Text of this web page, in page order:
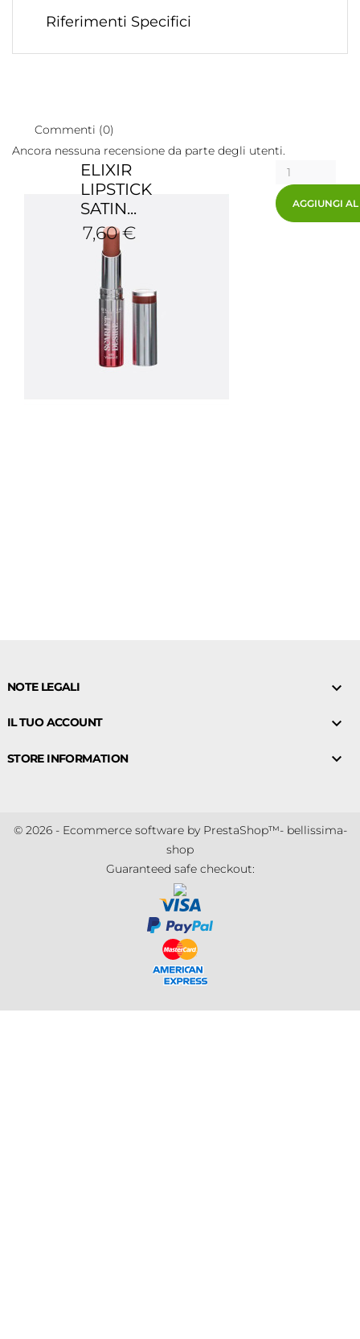
Riferimenti Specifici
Commenti (0)
Ancora nessuna recensione da parte degli utenti.
ELIXIR
LIPSTICK
SATIN...
7,60 €
AGGIUNGI
NOTE LEGALI 
IL TUO ACCOUNT 
STORE INFORMATION 
© 2026 - Ecommerce software by PrestaShop™- bellissima-
shop
Guaranteed safe checkout: